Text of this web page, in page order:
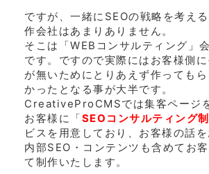
ですが、一緒にSEOの戦略を考え
作会社はあまりありません。
そこは「WEBコンサルティング」
です。ですので実際にはお客様側
が無いためにとりあえず作っても
かったとなる事が大半です。
CreativeProCMSでは集客ページ
お客様に「SEO コンサルティング
ビスを用意しており、お客様の話
内部SEO・コンテンツも含めてお
て制作いたします。